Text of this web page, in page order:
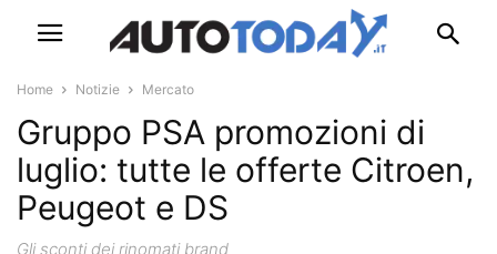
Home Notizie Mercato
Gruppo PSA promozioni di
luglio: tutte le offerte Citroen,
Peugeot e DS
Gli sconti dei rinomati brand